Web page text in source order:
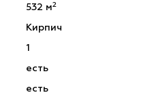
532 м2
Кирпич
1
есть
есть